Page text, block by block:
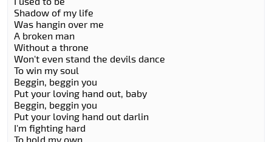
Shadow of my life
Was hangin over me
A broken man
Without a throne
Won't even stand the devils dance
To win my soul
Beggin, beggin you
Put your loving hand out, baby
Beggin, beggin you
Put your loving hand out darlin
I'm fighting hard
To hold my own